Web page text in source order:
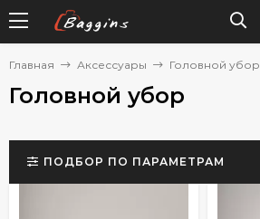
Главная Аксессуары Головной убор
Головной убор
ПОДБОР ПО ПАРАМЕТРАМ